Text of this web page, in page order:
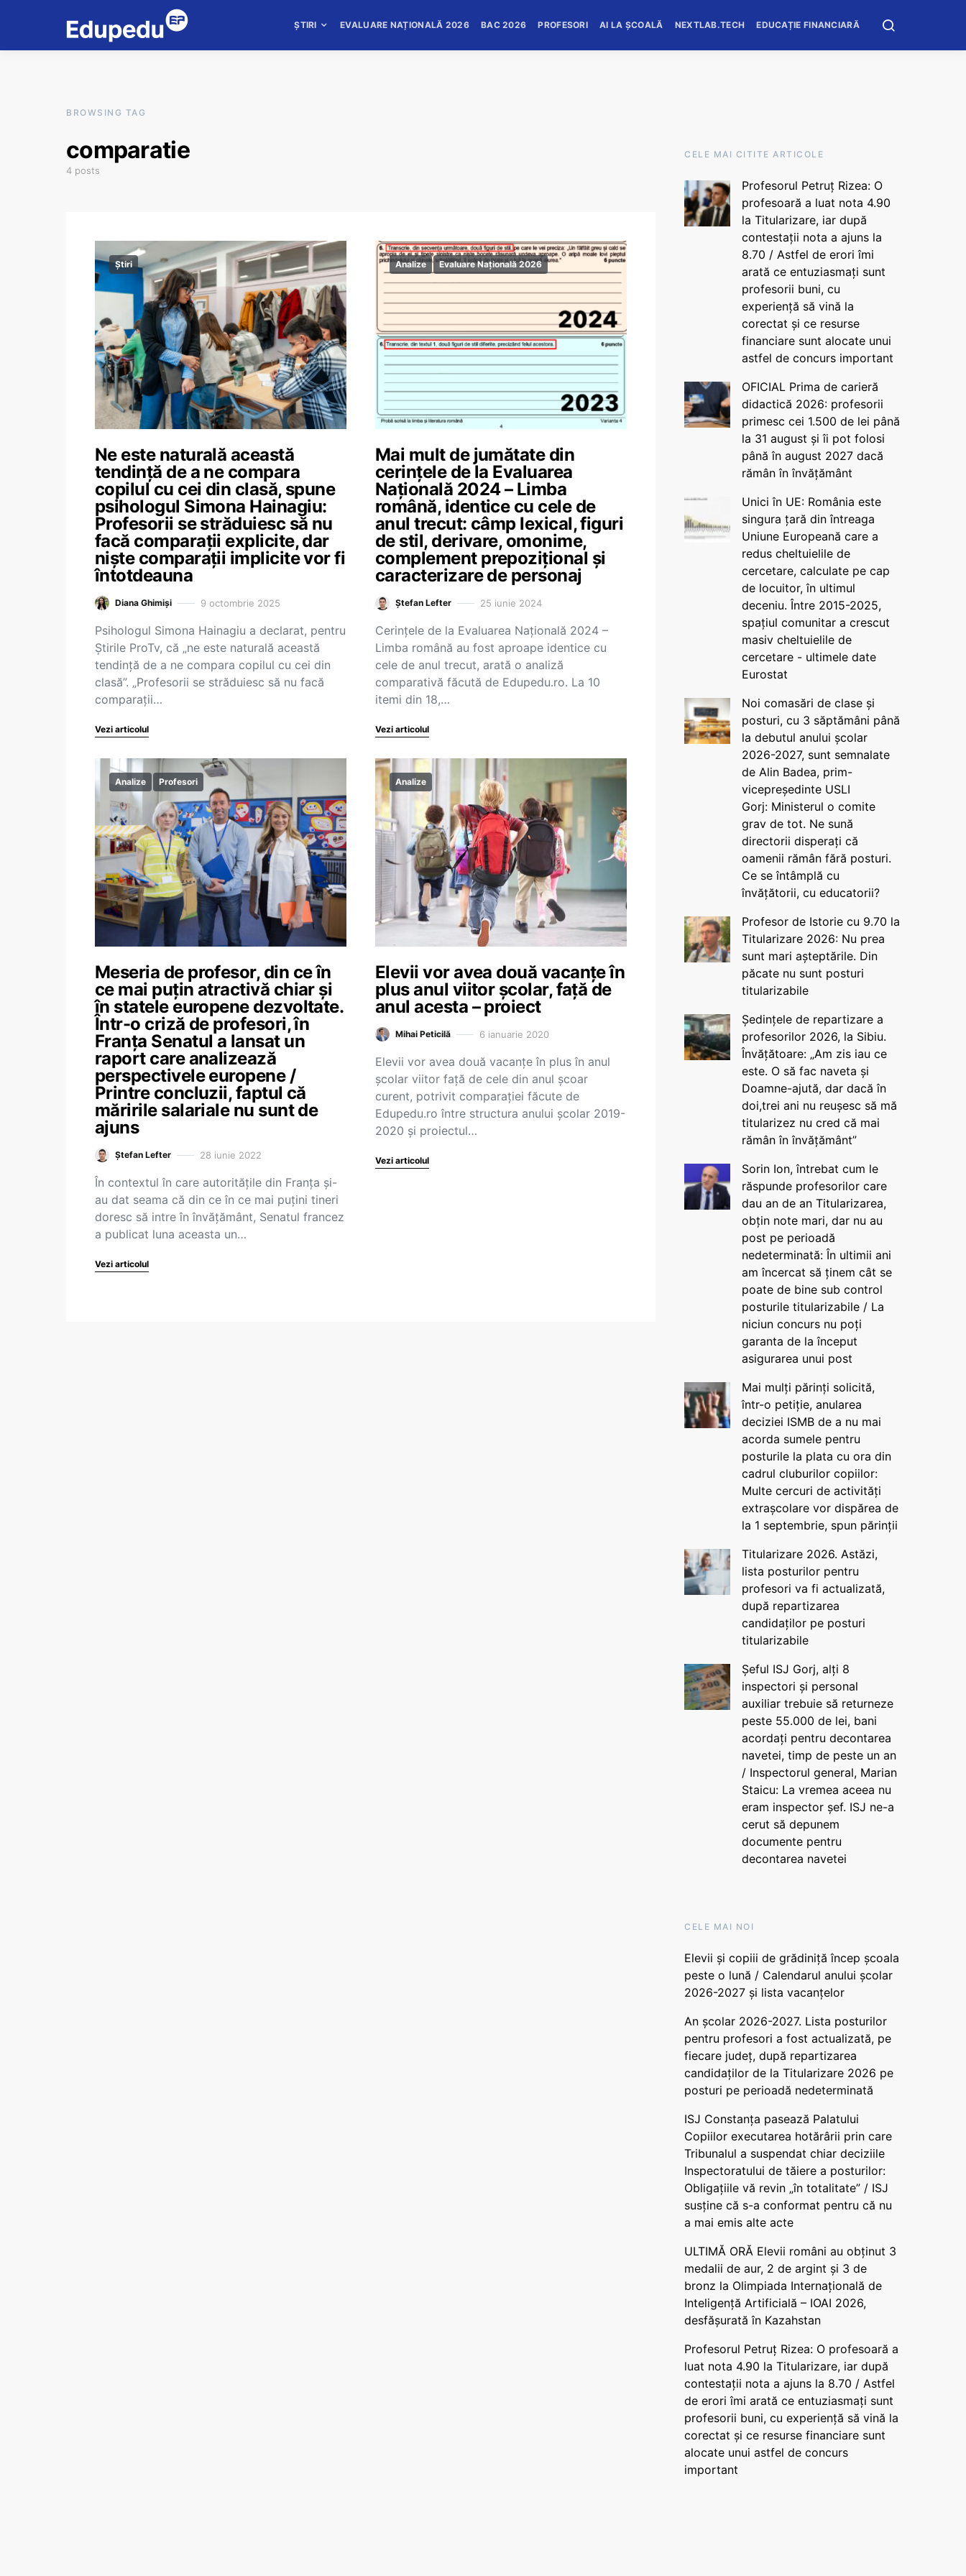
ȘTIRI EVALUARE NAȚIONALĂ 2026 BAC 2026 PROFESORI AI LA ȘCOALĂ NEXTLAB.TECH EDUCAȚIE FINANCIARĂ
BROWSING TAG
comparatie
4 posts
Știri
Ne este naturală această
tendință de a ne compara
copilul cu cei din clasă, spune
psihologul Simona Hainagiu:
Profesorii se străduiesc să nu
facă comparații explicite, dar
niște comparații implicite vor fi
întotdeauna
Diana Ghimiși 9 octombrie 2025
Psihologul Simona Hainagiu a declarat, pentru
Știrile ProTv, că „ne este naturală această
tendință de a ne compara copilul cu cei din
clasă”. „Profesorii se străduiesc să nu facă
comparații…
Vezi articolul
Analize Evaluare Națională 2026
Mai mult de jumătate din
cerințele de la Evaluarea
Națională 2024 – Limba
română, identice cu cele de
anul trecut: câmp lexical, figuri
de stil, derivare, omonime,
complement prepozițional și
caracterizare de personaj
Ștefan Lefter 25 iunie 2024
Cerințele de la Evaluarea Națională 2024 –
Limba română au fost aproape identice cu
cele de anul trecut, arată o analiză
comparativă făcută de Edupedu.ro. La 10
itemi din 18,…
Vezi articolul
Analize Profesori
Meseria de profesor, din ce în
ce mai puțin atractivă chiar și
în statele europene dezvoltate.
Într-o criză de profesori, în
Franța Senatul a lansat un
raport care analizează
perspectivele europene /
Printre concluzii, faptul că
măririle salariale nu sunt de
ajuns
Ștefan Lefter 28 iunie 2022
În contextul în care autoritățile din Franța și-
au dat seama că din ce în ce mai puțini tineri
doresc să intre în învățământ, Senatul francez
a publicat luna aceasta un…
Vezi articolul
Analize
Elevii vor avea două vacanțe în
plus anul viitor școlar, față de
anul acesta – proiect
Mihai Peticilă 6 ianuarie 2020
Elevii vor avea două vacanțe în plus în anul
școlar viitor față de cele din anul școar
curent, potrivit comparației făcute de
Edupedu.ro între structura anului școlar 2019-
2020 și proiectul…
Vezi articolul
CELE MAI CITITE ARTICOLE
Profesorul Petruț Rizea: O
profesoară a luat nota 4.90
la Titularizare, iar după
contestații nota a ajuns la
8.70 / Astfel de erori îmi
arată ce entuziasmați sunt
profesorii buni, cu
experiență să vină la
corectat și ce resurse
financiare sunt alocate unui
astfel de concurs important
OFICIAL Prima de carieră
didactică 2026: profesorii
primesc cei 1.500 de lei până
la 31 august și îi pot folosi
până în august 2027 dacă
rămân în învățământ
Unici în UE: România este
singura țară din întreaga
Uniune Europeană care a
redus cheltuielile de
cercetare, calculate pe cap
de locuitor, în ultimul
deceniu. Între 2015-2025,
spațiul comunitar a crescut
masiv cheltuielile de
cercetare - ultimele date
Eurostat
Noi comasări de clase și
posturi, cu 3 săptămâni până
la debutul anului școlar
2026-2027, sunt semnalate
de Alin Badea, prim-
vicepreședinte USLI
Gorj: Ministerul o comite
grav de tot. Ne sună
directorii disperați că
oamenii rămân fără posturi.
Ce se întâmplă cu
învățătorii, cu educatorii?
Profesor de Istorie cu 9.70 la
Titularizare 2026: Nu prea
sunt mari așteptările. Din
păcate nu sunt posturi
titularizabile
Ședințele de repartizare a
profesorilor 2026, la Sibiu.
Învățătoare: „Am zis iau ce
este. O să fac naveta și
Doamne-ajută, dar dacă în
doi,trei ani nu reușesc să mă
titularizez nu cred că mai
rămân în învățământ”
Sorin Ion, întrebat cum le
răspunde profesorilor care
dau an de an Titularizarea,
obțin note mari, dar nu au
post pe perioadă
nedeterminată: În ultimii ani
am încercat să ținem cât se
poate de bine sub control
posturile titularizabile / La
niciun concurs nu poți
garanta de la început
asigurarea unui post
Mai mulți părinți solicită,
într-o petiție, anularea
deciziei ISMB de a nu mai
acorda sumele pentru
posturile la plata cu ora din
cadrul cluburilor copiilor:
Multe cercuri de activități
extrașcolare vor dispărea de
la 1 septembrie, spun părinții
Titularizare 2026. Astăzi,
lista posturilor pentru
profesori va fi actualizată,
după repartizarea
candidaților pe posturi
titularizabile
Șeful ISJ Gorj, alți 8
inspectori și personal
auxiliar trebuie să returneze
peste 55.000 de lei, bani
acordați pentru decontarea
navetei, timp de peste un an
/ Inspectorul general, Marian
Staicu: La vremea aceea nu
eram inspector șef. ISJ ne-a
cerut să depunem
documente pentru
decontarea navetei
CELE MAI NOI
Elevii și copiii de grădiniță încep școala
peste o lună / Calendarul anului școlar
2026-2027 și lista vacanțelor
An școlar 2026-2027. Lista posturilor
pentru profesori a fost actualizată, pe
fiecare județ, după repartizarea
candidaților de la Titularizare 2026 pe
posturi pe perioadă nedeterminată
ISJ Constanța pasează Palatului
Copiilor executarea hotărârii prin care
Tribunalul a suspendat chiar deciziile
Inspectoratului de tăiere a posturilor:
Obligațiile vă revin „în totalitate” / ISJ
susține că s-a conformat pentru că nu
a mai emis alte acte
ULTIMĂ ORĂ Elevii români au obținut 3
medalii de aur, 2 de argint și 3 de
bronz la Olimpiada Internațională de
Inteligență Artificială – IOAI 2026,
desfășurată în Kazahstan
Profesorul Petruț Rizea: O profesoară a
luat nota 4.90 la Titularizare, iar după
contestații nota a ajuns la 8.70 / Astfel
de erori îmi arată ce entuziasmați sunt
profesorii buni, cu experiență să vină la
corectat și ce resurse financiare sunt
alocate unui astfel de concurs
important